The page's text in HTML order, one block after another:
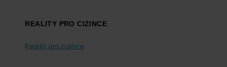
REALITY PRO CIZINCE
Reality pro cizince